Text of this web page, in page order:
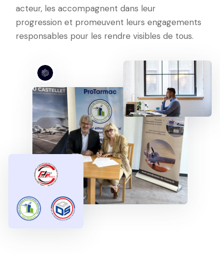
acteur, les accompagnent dans leur
progression et promeuvent leurs engagements
responsables pour les rendre visibles de tous.